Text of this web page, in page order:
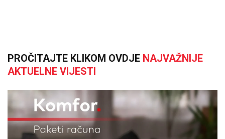
PROČITAJTE KLIKOM OVDJE NAJVAŽNIJE
AKTUELNE VIJESTI